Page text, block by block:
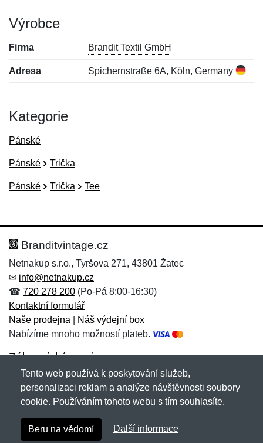
Výrobce
Firma Brandit Textil GmbH
Adresa Spichernstraße 6A, Köln, Germany
Kategorie
Pánské
Pánské Trička
Pánské Trička Tee
Hodnocení:
Jméno: *
Zpráva*
Jméno:
E-mail:*
Branditvintage.cz
Netnakup s.r.o., Tyršova 271, 43801 Žatec
✉ info@netnakup.cz
☎ 720 278 200 (Po-Pá 8:00-16:30)
Kontaktní formulář
Naše prodejna
Náš výdejní box
Nabízíme mnoho možností plateb.
Zákaznický servis
Novinky emailem
Copyright © 2007-2026 (19 let s vámi)Netnakup.cz
NetIQ. Všechna práva vyhrazena.
Tento web používá k poskytování služeb,
personalizaci reklam a analýze návštěvnosti soubory
cookie. Používáním tohoto webu s tím souhlasíte.
Beru na vědomí Další informace